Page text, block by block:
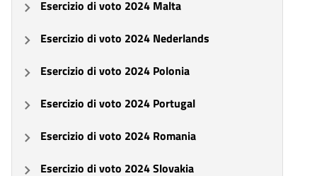
Esercizio di voto 2024 Malta
Esercizio di voto 2024 Nederlands
Esercizio di voto 2024 Polonia
Esercizio di voto 2024 Portugal
Esercizio di voto 2024 Romania
Esercizio di voto 2024 Slovakia